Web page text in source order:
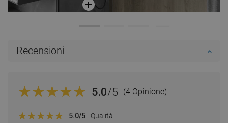
Recensioni
5.0/5 (4 Opinione)
5.0/5 Qualità